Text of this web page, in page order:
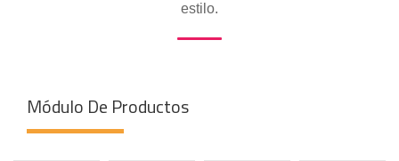
estilo.
Módulo De Productos